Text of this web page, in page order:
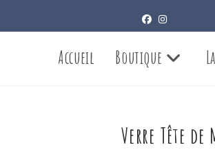
Accueil Boutique
Verre Tête de